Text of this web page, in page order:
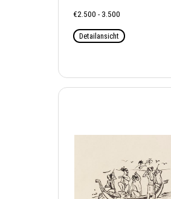
€2.500 - 3.500
Detailansicht